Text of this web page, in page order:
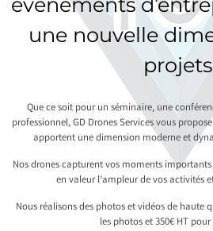
une nouvelle
projets
Que ce soit pour un séminaire, une
professionnel, GD Drones Services vous
apportent une dimension moderne et
Nos drones capturent vos moments
en valeur l’ampleur de vos activités
Nous réalisons des photos et vidéos de haute
les photos et 350€ HT